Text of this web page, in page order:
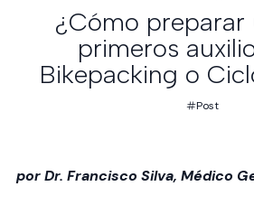
¿Cómo preparar
primeros
Bikepacking o
Post
por Dr. Francisco Silva, Médico